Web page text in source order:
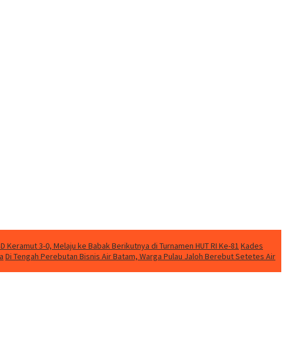
Keramut 3-0, Melaju ke Babak Berikutnya di Turnamen HUT RI Ke-81 Kades
Di Tengah Perebutan Bisnis Air Batam, Warga Pulau Jaloh Berebut Setetes Air